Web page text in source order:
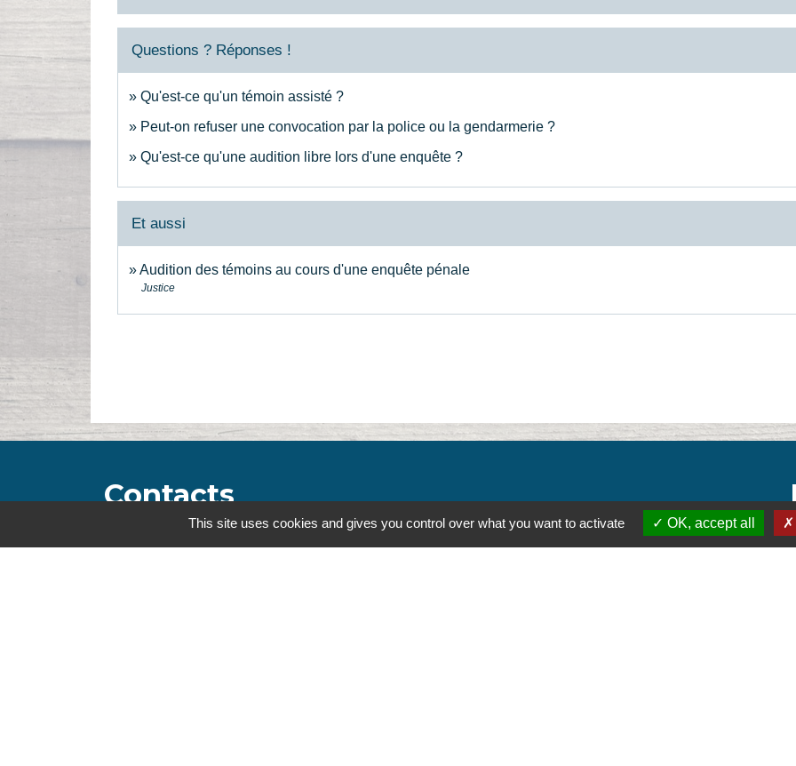
Questions ? Réponses !
Qu'est-ce qu'un témoin assisté ?
Peut-on refuser une convocation par la police ou la gendarmerie ?
Qu'est-ce qu'une audition libre lors d'une enquête ?
Et aussi
Audition des témoins au cours d'une enquête pénale
Justice
Contacts
This site uses cookies and gives you control over what you want to activate OK, accept all